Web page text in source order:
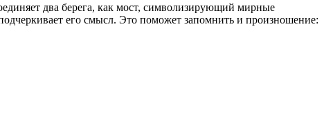
два берега, как мост, символизирующий мирные
его смысл. Это поможет запомнить и произношение: